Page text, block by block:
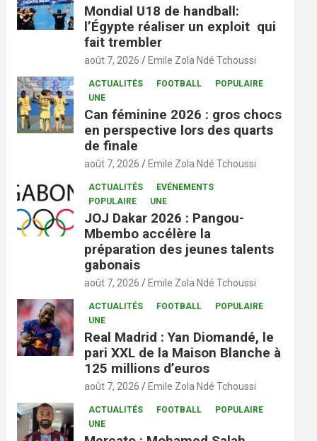
Mondial U18 de handball:
l’Égypte réaliser un exploit qui
fait trembler
août 7, 2026 Emile Zola Ndé Tchoussi
ACTUALITÉS FOOTBALL
POPULAIRE
UNE
Can féminine 2026 : gros chocs
en perspective lors des quarts
de finale
août 7, 2026 Emile Zola Ndé Tchoussi
ACTUALITÉS
EVÉNEMENTS
POPULAIRE
UNE
JOJ Dakar 2026 : Pangou-
Mbembo accélère la
préparation des jeunes talents
gabonais
août 7, 2026 Emile Zola Ndé Tchoussi
ACTUALITÉS FOOTBALL
POPULAIRE
UNE
Real Madrid : Yan Diomandé, le
pari XXL de la Maison Blanche à
125 millions d’euros
août 7, 2026 Emile Zola Ndé Tchoussi
ACTUALITÉS FOOTBALL
POPULAIRE
UNE